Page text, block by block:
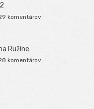
komentárov
Ružíne
komentárov